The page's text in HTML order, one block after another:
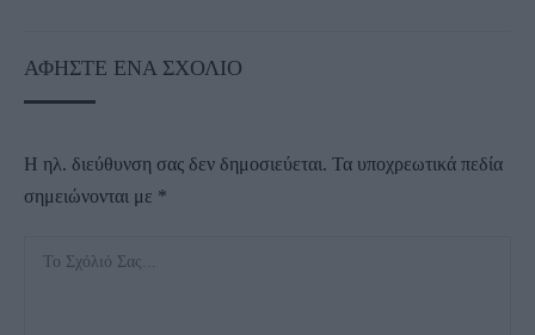
ΑΦΉΣΤΕ ΈΝΑ ΣΧΌΛΙΟ
Η ηλ. διεύθυνση σας δεν δημοσιεύεται. Τα υποχρεωτικά πεδία
σημειώνονται με *